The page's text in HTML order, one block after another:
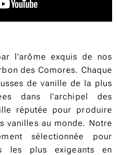
l'arôme exquis de nos
des Comores. Chaque
de vanille de la plus
dans l'archipel des
réputée pour produire
vanilles au monde. Notre
sélectionnée pour
les plus exigeants en